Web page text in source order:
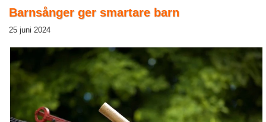
Barnsånger ger smartare barn
25 juni 2024